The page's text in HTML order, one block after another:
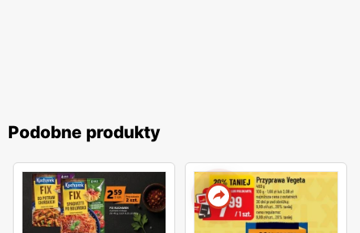
Podobne produkty